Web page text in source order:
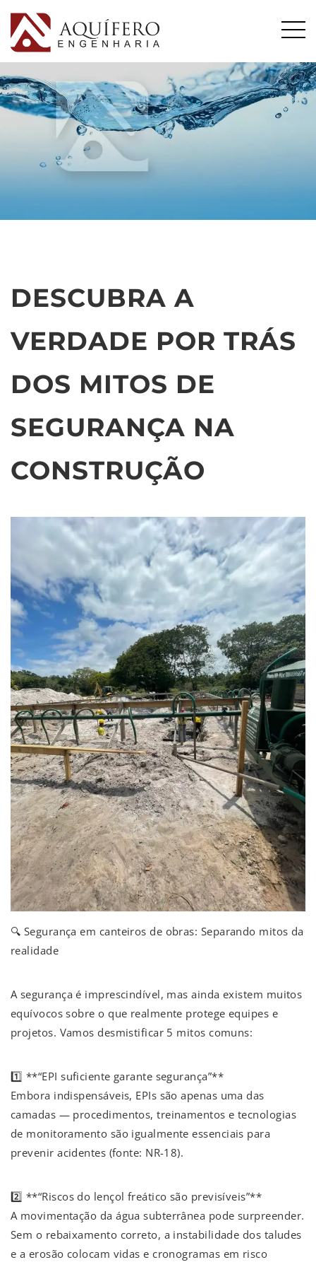
DESCUBRA A
VERDADE POR TRÁS
DOS MITOS DE
SEGURANÇA NA
CONSTRUÇÃO
🔍 Segurança em canteiros de obras: Separando mitos da
realidade
A segurança é imprescindível, mas ainda existem muitos
equívocos sobre o que realmente protege equipes e
projetos. Vamos desmistificar 5 mitos comuns:
1️⃣ **“EPI suficiente garante segurança”**
Embora indispensáveis, EPIs são apenas uma das
camadas — procedimentos, treinamentos e tecnologias
de monitoramento são igualmente essenciais para
prevenir acidentes (fonte: NR-18).
2️⃣ **“Riscos do lençol freático são previsíveis”**
A movimentação da água subterrânea pode surpreender.
Sem o rebaixamento correto, a instabilidade dos taludes
e a erosão colocam vidas e cronogramas em risco